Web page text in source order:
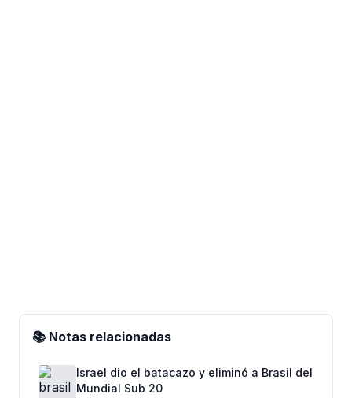
📚 Notas relacionadas
Israel dio el batacazo y eliminó a Brasil del
Mundial Sub 20